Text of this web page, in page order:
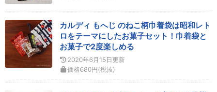
カルディ もへじ のねこ柄巾着袋は昭和レト
ロをテーマにしたお菓子セット！巾着袋と
お菓子で2度楽しめる
2020年6月15日更新
価格680円(税抜)